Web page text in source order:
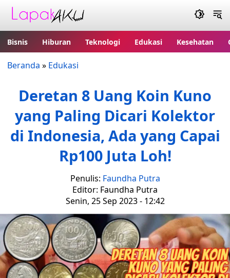
Bisnis Hiburan Teknologi Edukasi Kesehatan
Beranda » Edukasi
Deretan 8 Uang Koin Kuno
yang Paling Dicari Kolektor
di Indonesia, Ada yang Capai
Rp100 Juta Loh!
Penulis: Faundha Putra
Editor: Faundha Putra
Senin, 25 Sep 2023 - 12:42